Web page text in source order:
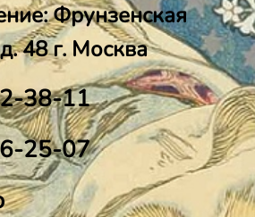
Фрунзенская
48 г. Москва
38-11
25-07